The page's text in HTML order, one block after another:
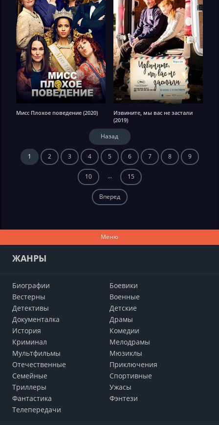
Мисс Плохое поведение (2020)
Извините, мы вас не застали
(2019)
Назад
1 2 3 4 5 6 7 8 9
10 ... 15
Вперед
Меню
ЖАНРЫ
Биографии
Боевики
Вестерны
Военные
Детективы
Детские
Документалка
Драмы
История
Комедии
Криминал
Мелодрамы
Мультфильмы
Мюзиклы
Отечественные
Приключения
Семейные
Cпортивные
Триллеры
Ужасы
Фантастика
Фэнтези
Телепередачи